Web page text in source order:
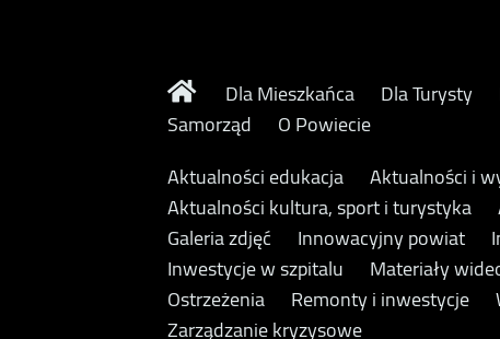
Dla Mieszkańca Dla Turysty
Samorząd
O Powiecie
Aktualności edukacja
Aktualności i
Aktualności kultura, sport i turystyka
Galeria zdjęć
Innowacyjny powiat
Inwestycje w szpitalu
Materiały
Ostrzeżenia
Remonty i inwestycje
Zarządzanie kryzysowe